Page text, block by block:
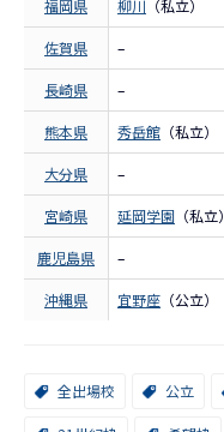
福岡県 柳川 （私立）
佐賀県 –
長崎県 –
熊本県 秀岳館 （私立）
大分県 –
宮崎県 延岡学園 （私立）
鹿児島県 –
沖縄県 宜野座 （公立）
全出場校 公立